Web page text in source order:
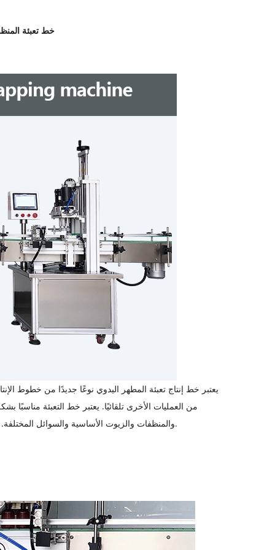
يعتبر خط إنتاج تعبئة المطهر اليدوي نوعًا جديدًا من خطوط
من العمليات الأخرى تلقائيًا. يعتبر خط التعبئة
والمنظفات والزيوت الأساسية والسوائل المختلفة. يستخدم على نطاق واسع في مجالات الأغذية والأدوية والصناعات الكيماوية والبحث العلمي.